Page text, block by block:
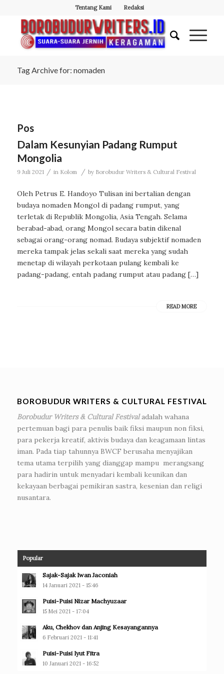
Tentang Kami Redaksi
Tag Archive for: nomaden
Pos
Dalam Kesunyian Padang Rumput
Mongolia
9 Juli 2021 / in Kolom / by Borobudur Writers & Cultural Festival
Oleh Petrus E. Handoyo Tulisan ini bertalian dengan
budaya nomaden Mongol di padang rumput, yang
terletak di Republik Mongolia, Asia Tengah. Selama
berabad-abad, orang Mongol secara batin dikenal
sebagai orang-orang nomad. Budaya subjektif nomaden
mereka tampak jelas sekali saat mereka yang sudah
menetap di wilayah perkotaan pulang kembali ke
padang-padang, entah padang rumput atau padang […]
READ MORE
BOROBUDUR WRITERS & CULTURAL FESTIVAL
Borobudur Writers & Cultural Festivaladalah wahana
pertemuan bagi para penulis baik fiksi maupun non fiksi,
para pekerja kreatif, aktivis budaya dan keagamaan lintas
iman. Pada tiap tahunnya BWCF berusaha menyajikan
tema utama terpilih yang dianggap mampu merangsang
para hadirin untuk menyadari kembali keunikan dan
kekayaan berbagai pemikiran sastra, kesenian dan religi
nusantara.
Popular
Sajak-Sajak Iwan Jaconiah
14 Januari 2021 - 15:46
Puisi-Puisi Nizar Machyuzaar
15 Mei 2021 - 17:04
Aku, Chekhov dan Anjing Kesayangannya
6 Februari 2021 - 11:41
Puisi-Puisi Iyut Fitra
10 Januari 2021 - 16:52